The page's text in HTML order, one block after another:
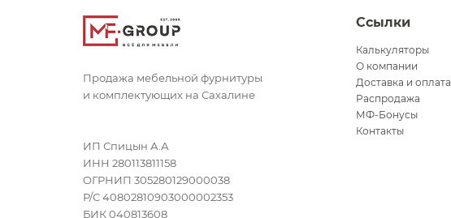
Продажа мебельной фурнитуры
и комплектующих на Сахалине
ИП Спицын А.А
ИНН 280113811158
ОГРНИП 305280129000038
Р/С 40802810903000002353
БИК 040813608
Ссылки
Калькуляторы
О компании
Доставка и оплата
Распродажа
МФ-Бонусы
Контакты